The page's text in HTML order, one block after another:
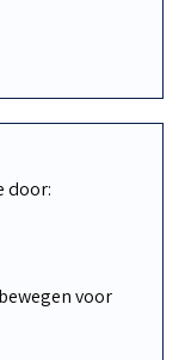
door:
voor